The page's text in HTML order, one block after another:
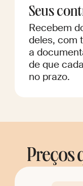
Seus
Recebem
deles, com
a
de que
no prazo.
Preços